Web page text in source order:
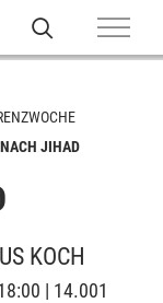
JIHAD
KOCH
| 14.001